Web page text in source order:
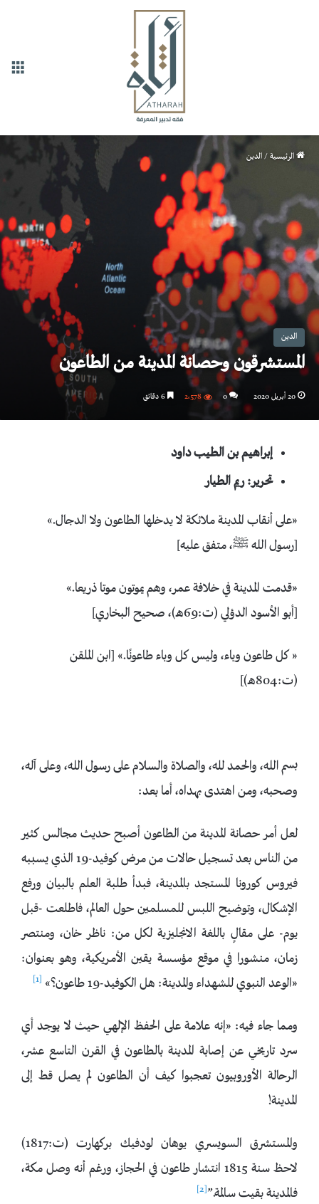
الرئيسية / الدين
الدين
المستشرقون وحصانة المدينة من الطاعون
20 أبريل 2020 0 2٬578
إبراهيم بن الطيب داود
تحرير: ريم الطيار
«على أنقاب المدينة ملائكة لا يدخلها الطاعون ولا الدجال.»
[رسول الله ﷺ، متفق عليه]
«قدمت المدينة في خلافة عمر، وهم يموتون موتا ذريعا.»
[أبو الأسود الدؤلي (ت:69هـ)، صحيح البخاري]
« كل طاعون وباء، وليس كل وباء طاعونًا.» [ابن الملقن
(ت:804هـ)]
بسم الله، والحمد لله، والصلاة والسلام على رسول الله، وعلى آله،
وصحبه، ومن اهتدى بهداه، أما بعد:
لعل أمر حصانة المدينة من الطاعون أصبح حديث مجالس كثير
من الناس بعد تسجيل حالات من مرض كوفيد-19 الذي يسببه
فيروس كورونا المستجد بالمدينة، فبدأ طلبة العلم بالبيان ورفع
الإشكال، وتوضيح اللبس للمسلمين حول العالم، فاطلعت -قبل
يوم- على مقالٍ باللغة الانجليزية لكل من: ناظر خان، ومنتصر
زمان، منشورا في موقع مؤسسة يقين الأمريكية، وهو بعنوان:
«الوعد النبوي للشهداء والمدينة: هل الكوفيد-19 طاعون؟»
[1]
ومما جاء فيه: «إنه علامة على الحفظ الإلهي حيث لا يوجد أي
سرد تاريخي عن إصابة المدينة بالطاعون في القرن التاسع عشر،
الرحالة الأوروبيون تعجبوا كيف أن الطاعون لم يصل قط إلى
المدينة!
والمستشرق السويسري يوهان لودفيك بركهارت (ت:1817)
لاحظ سنة 1815 انتشار طاعون في الحجاز، ورغم أنه وصل مكة،
فالمدينة بقيت سالمة.”[2]